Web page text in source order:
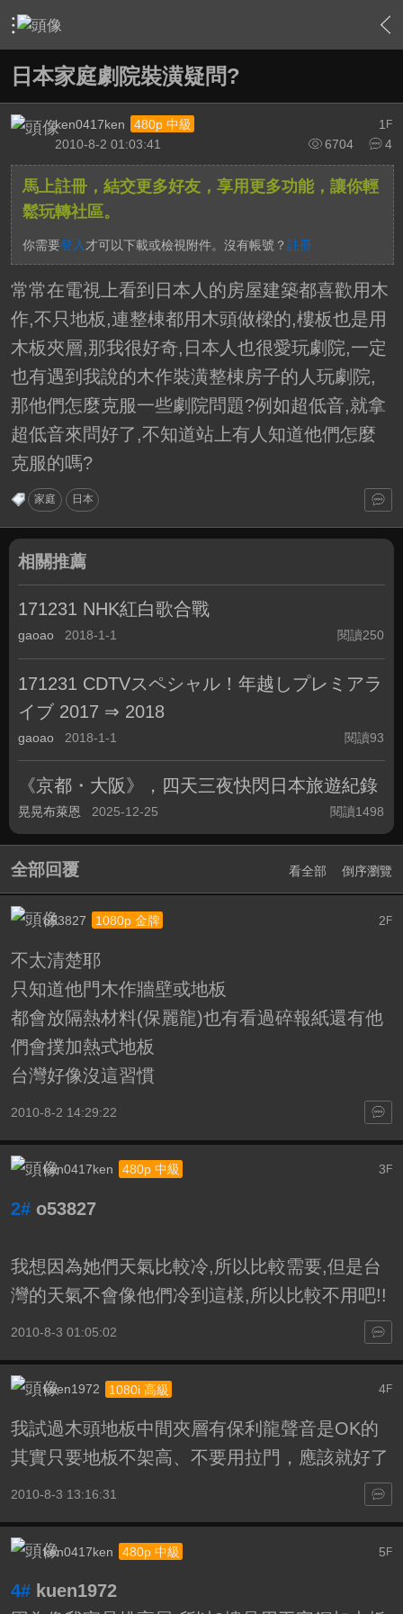
› 家庭劇院 › 家庭劇院設計 › 內容
日本家庭劇院裝潢疑問?
1 F
ken0417ken
480p 中級
6704
4
2010-8-2 01:03:41
馬上註冊，結交更多好友，享用更多功能，讓你輕
鬆玩轉社區。
你需要登入 才可以下載或檢視附件。沒有帳號？ 註冊
常常在電視上看到日本人的房屋建築都喜歡用木
作,不只地板,連整棟都用木頭做樑的,樓板也是用
木板夾層,那我很好奇,日本人也很愛玩劇院,一定
也有遇到我說的木作裝潢整棟房子的人玩劇院,
那他們怎麼克服一些劇院問題?例如超低音,就拿
超低音來問好了,不知道站上有人知道他們怎麼
克服的嗎?
家庭 日本
相關推薦
171231 NHK紅白歌合戰
gaoao 2018-1-1 閱讀250
171231 CDTVスペシャル！年越しプレミアラ
イブ 2017 ⇒ 2018
gaoao 2018-1-1 閱讀93
《京都・大阪》，四天三夜快閃日本旅遊紀錄
晃晃布萊恩 2025-12-25 閱讀1498
全部回覆 看全部 倒序瀏覽
2 F
o53827 1080p 金牌
不太清楚耶
只知道他門木作牆壁或地板
都會放隔熱材料(保麗龍)也有看過碎報紙還有他
們會撲加熱式地板
台灣好像沒這習慣
2010-8-2 14:29:22
3 F
ken0417ken 480p 中級
2# o53827
我想因為她們天氣比較冷,所以比較需要,但是台
灣的天氣不會像他們冷到這樣,所以比較不用吧!!
2010-8-3 01:05:02
4F
kuen1972 1080i 高級
我試過木頭地板中間夾層有保利龍聲音是OK的
其實只要地板不架高、不要用拉門，應該就好了
2010-8-3 13:16:31
5F
ken0417ken 480p 中級
4# kuen1972